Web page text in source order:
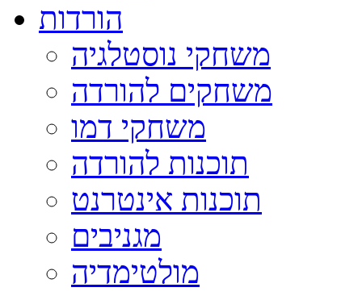
הורדות
משחקי נוסטלגיה
משחקים להורדה
משחקי דמו
תוכנות להורדה
תוכנות אינטרנט
מגניבים
מולטימדיה